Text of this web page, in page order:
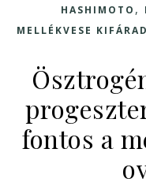
HASHIMOTO ,
MELLÉKVESE
fontos a